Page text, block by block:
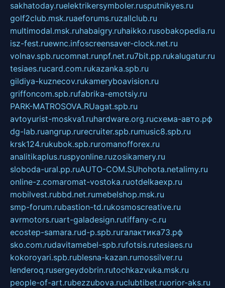
sakhatoday.ruelektrikersymboler.rusputnikyes.ru
golf2club.msk.ruaeforums.ruzallclub.ru
multimodal.msk.ruhabaigry.ruhaikko.rusobakopedia.ru
isz-fest.ruewnc.infoscreensaver-clock.net.ru
volnav.spb.rucomnat.runpf.net.ru7bit.pp.rukalugatur.ru
tesiaes.rucard.com.rukazanka.spb.ru
gildiya-kuznecov.rukameryboavision.ru
griffoncom.spb.rufabrika-emotsiy.ru
PARK-MATROSOVA.RUagat.spb.ru
avtoyurist-moskva1.ruhardware.org.ruсхема-авто.рф
dg-lab.ruangrup.rurecruiter.spb.rumusic8.spb.ru
krsk124.rukubok.spb.ruromanofforex.ru
analitikaplus.ruspyonline.ruzosikamery.ru
sloboda-ural.pp.ruAUTO-COM.SUhohota.netalimy.ru
online-z.comaromat-vostoka.ruotdelkaexp.ru
mobilvest.rubbd.net.rumebelshop.msk.ru
smp-forum.rubastion-td.rukosmoscreative.ru
avrmotors.ruart-galadesign.rutiffany-c.ru
ecostep-samara.rud-p.spb.ruгалактика73.рф
sko.com.rudavitamebel-spb.rufotsis.rutesiaes.ru
kokoroyari.spb.rublesna-kazan.rumossilver.ru
lenderoq.rusergeydobrin.rutochkazvuka.msk.ru
people-of-art.rubezzubova.ruclubtibet.ruorior-aks.ru